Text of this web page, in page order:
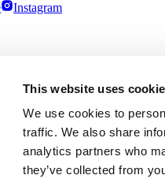
This website uses
We use cookies to
traffic. We also share
analytics partners who
they’ve collected from
Instagram
řízení a aukce
Ochrana oznamovatelů